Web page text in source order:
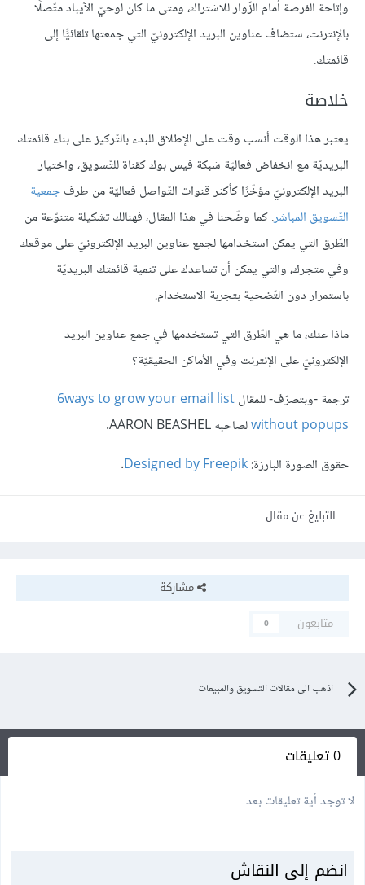
وإتاحة الفرصة أمام الزّوار للاشتراك، ومتى ما كان لوحيّ الآيباد متّصلًا
بالإنترنت، ستضاف عناوين البريد الإلكترونيّ التي جمعتها تلقائيًّا إلى
قائمتك.
خلاصة
يعتبر هذا الوقت أنسب وقت على الإطلاق للبدء بالتّركيز على بناء قائمتك
البريديّة مع انخفاض فعاليّة شبكة فيس بوك كقناة للتّسويق، واختيار
البريد الإلكترونيّ مؤخّرًا كأكثر قنوات التّواصل فعاليّة من طرفجمعية
التّسويق المباشر. كما وضّحنا في هذا المقال، فهنالك تشكيلة متنوّعة من
الطّرق التي يمكن استخدامها لجمع عناوين البريد الإلكترونيّ على موقعك
وفي متجرك، والتي يمكن أن تساعدك على تنمية قائمتك البريديّة
باستمرار دون التّضحية بتجربة الاستخدام.
ماذا عنك، ما هي الطّرق التي تستخدمها في جمع عناوين البريد
الإلكترونيّ على الإنترنت وفي الأماكن الحقيقيّة؟
ترجمة -وبتصرّف- للمقال6ways to grow your email list
without popupsلصاحبه AARON BEASHEL.
حقوق الصورة البارزة:Designed by Freepik
.
التبليغ عن مقال
مشاركة
متابعون
0
اذهب الى مقالات التسويق والمبيعات
0 تعليقات
لا توجد أية تعليقات بعد
انضم إلى النقاش